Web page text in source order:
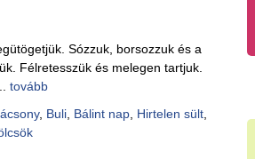
Sózzuk, borsozzuk és a
Félretesszük és melegen tartjuk.
tovább
, Buli, Bálint nap, Hirtelen sült,